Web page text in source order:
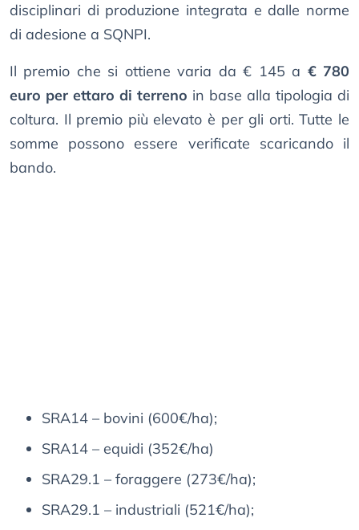
disciplinari di produzione integrata e dalle norme
di adesione a SQNPI.
Il premio che si ottiene varia da € 145 a € 780
euro per ettaro di terreno in base alla tipologia di
coltura. Il premio più elevato è per gli orti. Tutte le
somme possono essere verificate scaricando il
bando.
SRA14 – bovini (600€/ha);
SRA14 – equidi (352€/ha)
SRA29.1 – foraggere (273€/ha);
SRA29.1 – industriali (521€/ha);